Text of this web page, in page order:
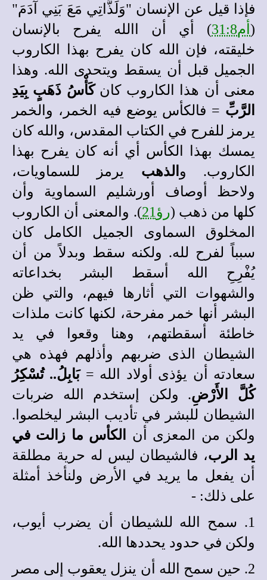
فإذا قيل عن الإنسان "وَلَذَّاتِي مَعَ بَنِي آدَمَ"
( أم31:8
) أي أن االله يفرح بالإنسان
خليقته، فإن الله كان يفرح بهذا الكاروب
الجميل قبل أن يسقط ويتحدى الله. وهذا
معنى أن هذا الكاروب كانكَأْسُ ذَهَبٍ بِيَدِ
الرَّبِّ = فالكأس يوضع فيه الخمر، والخمر
يرمز للفرح في الكتاب المقدس، والله كان
يمسك بهذا الكأس أي أنه كان يفرح بهذا
الكاروب. و الذهب يرمز للسماويات،
ولاحظ أوصاف أورشليم السماوية وأن
كلها من ذهب (رؤ21
). والمعنى أن الكاروب
المخلوق السماوى الجميل الكامل كان
سبباً لفرح لله. ولكنه سقط وبدلاً من أن
يُفْرِحِ الله أسقط البشر بخداعاته
والشهوات التي أثارها فيهم، والتي ظن
البشر أنها خمر مفرحة، لكنها كانت ملذات
خاطئة أسقطتهم، وهنا وقعوا في يد
الشيطان الذى ضربهم وأذلهم فهذه هي
سعادته أن يؤذى أولاد الله =بَابِلُ.. تُسْكِرُ
كُلَّ الأَرْضِ. ولكن إستخدم الله ضربات
الشيطان للبشر في تأديب البشر ليخلصوا.
ولكن من المعزى أن
الكأس ما زالت في
يد الرب، فالشيطان ليس له حرية مطلقة
أن يفعل ما يريد في الأرض ولنأخذ أمثلة
على ذلك: -
1. سمح الله للشيطان أن يضرب أيوب،
ولكن في حدود يحددها الله.
2. حين سمح الله أن ينزل يعقوب إلى مصر